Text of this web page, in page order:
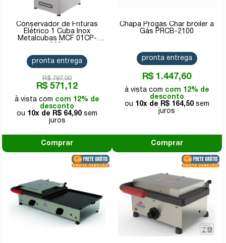
Conservador de Frituras
Elétrico 1 Cuba Inox
Metalcubas MCF 01CP-
R$ 571,12
com 12% de
desconto
R$ 797,00
10x de R$ 64,90
pronta entrega
Comprar
Chapa Progás Char broiler a
Gás PRCB-2100
R$ 1.447,60
com 12% de
desconto
10x de
R$ 164,50
pronta entrega
Comprar